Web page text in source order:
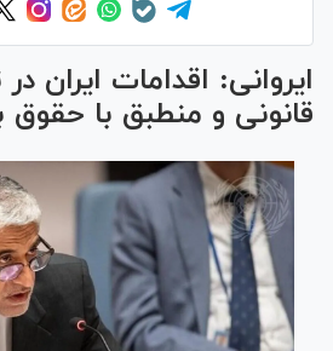
ایروانی: اقدامات ایران
قانونی و منطبق با